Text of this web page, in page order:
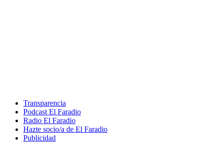
Transparencia
Podcast El Faradio
Radio El Faradio
Hazte socio/a de El Faradio
Publicidad